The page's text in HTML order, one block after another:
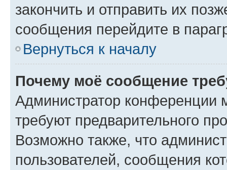
закончить и отправить их
сообщения перейдите в
Вернуться к началу
Почему моё сообщение
Администратор конференции
требуют предварительного
Возможно также, что
пользователей, сообщения